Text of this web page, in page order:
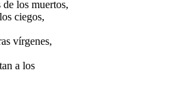
los muertos,
ciegos,
vírgenes,
a los